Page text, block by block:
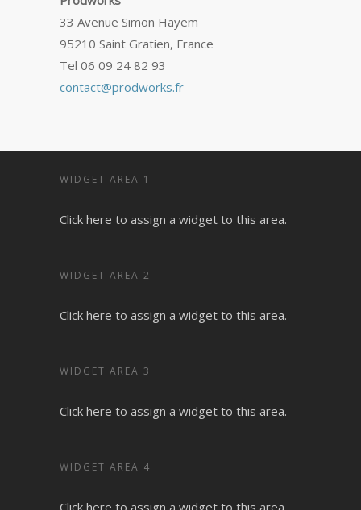
33 Avenue Simon Hayem
95210 Saint Gratien, France
Tel 06 09 24 82 93
contact@prodworks.fr
WIDGET AREA 1
Click here to assign a widget to this area.
WIDGET AREA 2
Click here to assign a widget to this area.
WIDGET AREA 3
Click here to assign a widget to this area.
WIDGET AREA 4